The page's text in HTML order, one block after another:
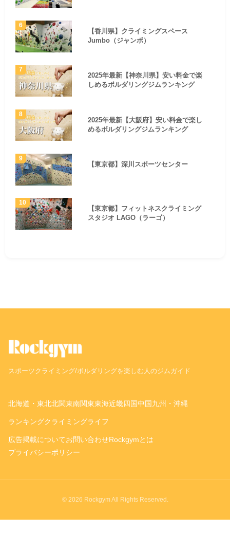
【香川県】クライミングスペース
Jumbo（ジャンボ）
2025年最新【神奈川県】安い料金で楽
しめるボルダリングジムランキング
2025年最新【大阪府】安い料金で楽し
めるボルダリングジムランキング
【東京都】深川スポーツセンター
【東京都】フィットネスクライミング
スタジオ LAGO（ラーゴ）
スポーツクライミング/ボルダリングを楽しむ人のジムガイド
北海道・東北北関東南関東東海近畿四国中国九州・沖縄
ランキングクライミングライフ
広告掲載についてお問い合わせRockgymとは
プライバシーポリシー
© 2026 Rockgym All Rights Reserved.